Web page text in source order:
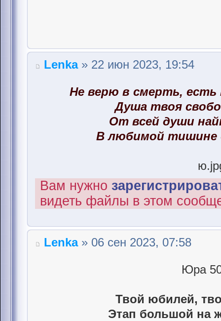
Lenka» 22 июн 2023, 19:54
Не верю в смерть, есть
Душа твоя
От всей души
В любимой тишине
Вам нужно
видеть файлы в этом
Lenka» 06 сен 2023, 07:58
Юра
Твой юбилей,
Этап большой на